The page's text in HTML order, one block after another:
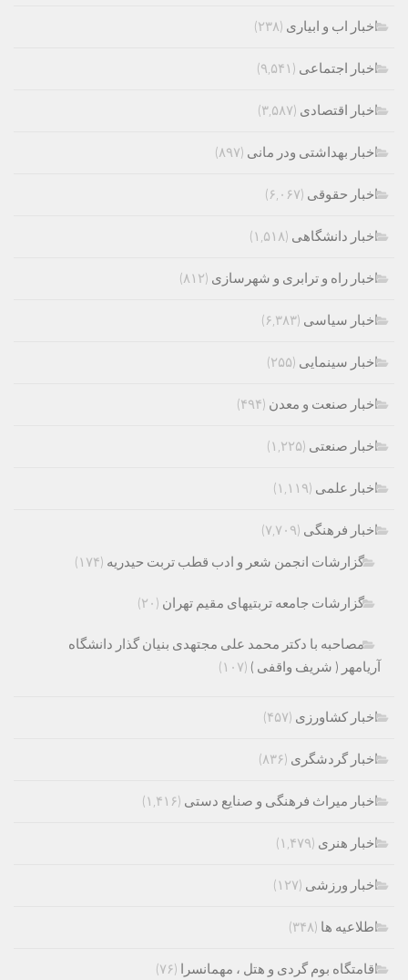
اخبار اب و ابیاری (۲۳۸)
اخبار اجتماعی (۹,۵۴۱)
اخبار اقتصادی (۳,۵۸۷)
اخبار بهداشتی ودر مانی (۸۹۷)
اخبار حقوقی (۶,۰۶۷)
اخبار دانشگاهی (۱,۵۱۸)
اخبار راه و ترابری و شهرسازی (۸۱۲)
اخبار سیاسی (۶,۳۸۳)
اخبار سینمایی (۲۵۵)
اخبار صنعت و معدن (۴۹۴)
اخبار صنعتی (۱,۲۲۵)
اخبار علمی (۱,۱۱۹)
اخبار فرهنگی (۷,۷۰۹)
گزارشات انجمن شعر و ادب قطب تربت حیدریه (۱۷۴)
گزارشات جامعه تربتیهای مقیم تهران (۲۰)
مصاحبه با دکتر محمد علی مجتهدی بنیان گذار دانشگاه
آریامهر ( شریف واقفی ) (۱۰۷)
اخبار کشاورزی (۴۵۷)
اخبار گردشگری (۸۳۶)
اخبار میراث فرهنگی و صنایع دستی (۱,۴۱۶)
اخبار هنری (۱,۴۷۹)
اخبار ورزشی (۱۲۷)
اطلاعیه ها (۳۴۸)
اقامتگاه بوم گردی و هتل ، مهمانسرا (۷۶)